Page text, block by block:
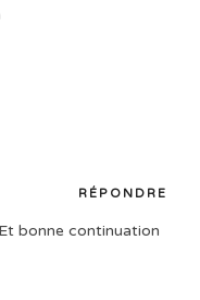
RÉPONDRE
bonne continuation